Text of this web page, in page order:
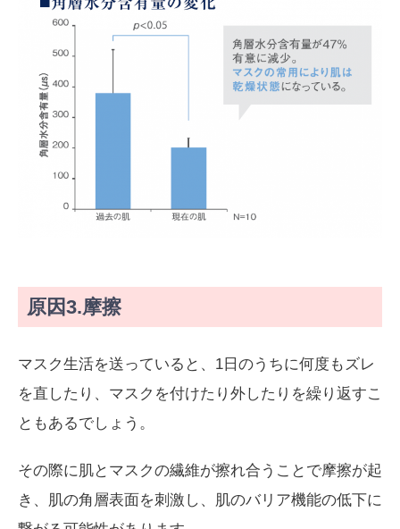
原因3.摩擦
マスク生活を送っていると、1日のうちに何度もズレ
を直したり、マスクを付けたり外したりを繰り返すこ
ともあるでしょう。
その際に肌とマスクの繊維が擦れ合うことで摩擦が起
き、肌の角層表面を刺激し、肌のバリア機能の低下に